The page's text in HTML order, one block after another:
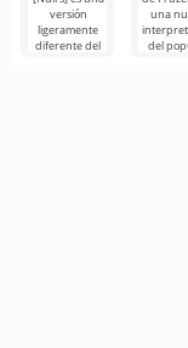
versión
ligeramente
diferente del
una
del